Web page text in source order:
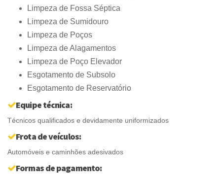
Limpeza de Fossa Séptica
Limpeza de Sumidouro
Limpeza de Poços
Limpeza de Alagamentos
Limpeza de Poço Elevador
Esgotamento de Subsolo
Esgotamento de Reservatório
Equipe técnica:
Técnicos qualificados e devidamente uniformizados
Frota de veículos:
Automóveis e caminhões adesivados
Formas de pagamento: